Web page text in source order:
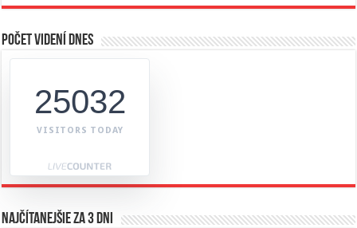
Počet videní dnes
25032
VISITORS TODAY
Najčítanejšie za 3 dni